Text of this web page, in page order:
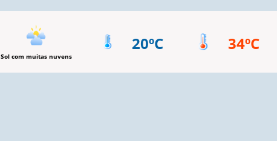
Sol com muitas nuvens
20ºC 34ºC